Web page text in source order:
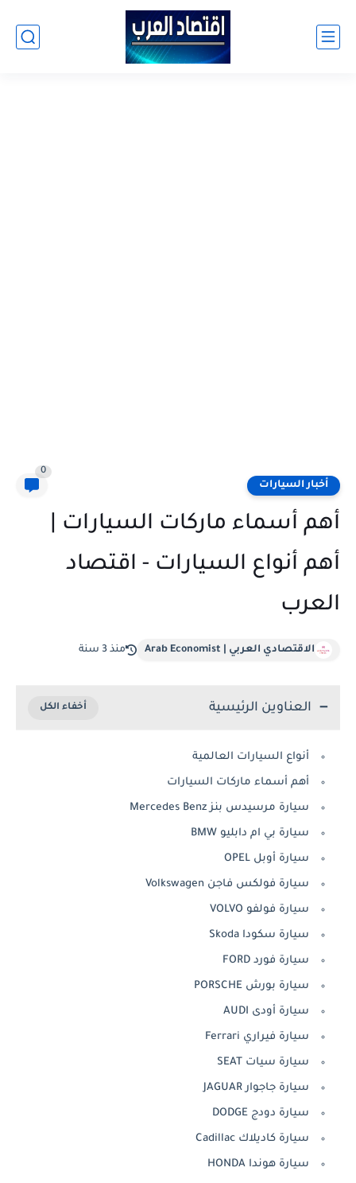
أخبار السيارات
0
أهم أسماء ماركات السيارات |
أهم أنواع السيارات - اقتصاد
العرب
الاقتصادي العربي | Arab Economist منذ 3 سنة
العناوين الرئيسية
أنواع السيارات العالمية
أهم أسماء ماركات السيارات
سيارة مرسيدس بنز Mercedes Benz
سيارة بي ام دابليو BMW
سيارة أوبل OPEL
سيارة فولكس فاجن Volkswagen
سيارة فولفو VOLVO
سيارة سكودا Skoda
سيارة فورد FORD
سيارة بورش PORSCHE
سيارة أودى AUDI
سيارة فيراري Ferrari
سيارة سيات SEAT
سيارة جاجوار JAGUAR
سيارة دودج DODGE
سيارة كاديلاك Cadillac
سيارة هوندا HONDA